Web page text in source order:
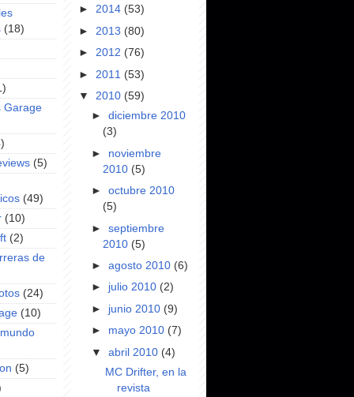
(18)
Garage
(5)
(49)
(10)
(2)
de
(24)
(10)
(5)
► 2014 (53)
► 2013 (80)
► 2012 (76)
► 2011 (53)
▼ 2010 (59)
►diciembre 2010
(3)
► noviembre
2010 (5)
►octubre 2010
(5)
►septiembre
2010 (5)
►agosto 2010 (6)
► julio 2010 (2)
► junio 2010 (9)
► mayo 2010 (7)
▼abril 2010 (4)
MC Drifter, en la
revista